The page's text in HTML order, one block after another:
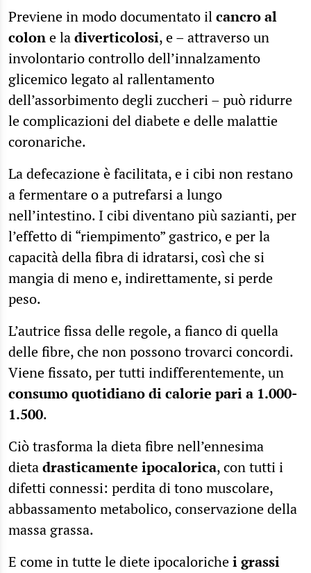
Previene in modo documentato ilcancro al
colone ladiverticolosi, e – attraverso un
involontario controllo dell’innalzamento
glicemico legato al rallentamento
dell’assorbimento degli zuccheri – può ridurre
le complicazioni del diabete e delle malattie
coronariche.
La defecazione è facilitata, e i cibi non restano
a fermentare o a putrefarsi a lungo
nell’intestino. I cibi diventano più sazianti, per
l’effetto di “riempimento” gastrico, e per la
capacità della fibra di idratarsi, così che si
mangia di meno e, indirettamente, si perde
peso.
L’autrice fissa delle regole, a fianco di quella
delle fibre, che non possono trovarci concordi.
Viene fissato, per tutti indifferentemente, un
consumo quotidiano di calorie pari a 1.000-
1.500.
Ciò trasforma la dieta fibre nell’ennesima
dietadrasticamente ipocalorica, con tutti i
difetti connessi: perdita di tono muscolare,
abbassamento metabolico, conservazione della
massa grassa.
E come in tutte le diete ipocalorichei grassi